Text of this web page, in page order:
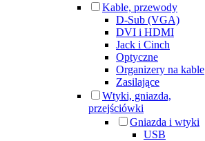
Kable, przewody
D-Sub (VGA)
DVI i HDMI
Jack i Cinch
Optyczne
Organizery na kable
Zasilające
Wtyki, gniazda,
przejściówki
Gniazda i wtyki
USB